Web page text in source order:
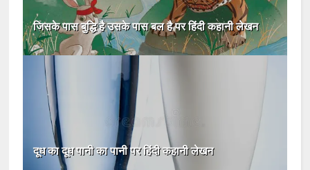
जिसके पास बुद्धि है उसके पास बल है पर हिंदी कहानी लेखन
दूध का दूध पानी का पानी पर हिंदी कहानी लेखन